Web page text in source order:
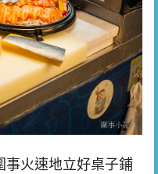
事火速地立好桌子鋪